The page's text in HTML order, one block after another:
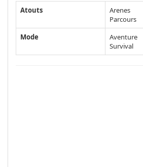
Atouts
Arenes
Parcours
Mode
Aventure
Survival